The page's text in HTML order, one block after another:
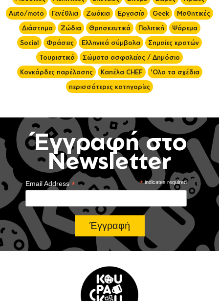
Auto/moto
Γενέθλια Ζωάκια Εργασία Geek
Μαθητικές
Διάστημα
Ζώδια Θρησκευτικά Πολιτική
Ψάρεμα
Social
Φράσεις Ελληνικά σύμβολα
Σημαίες κρατών
Τουριστικά
Σώματα ασφαλείας / Δημόσιο
Κονκάρδες παρέλασης
Καπέλα CHEF
'Ολα τα σχέδια
περισσότερες κατηγορίες
Έγγραφή στο
Newsletter
*indicates required
Email Address*